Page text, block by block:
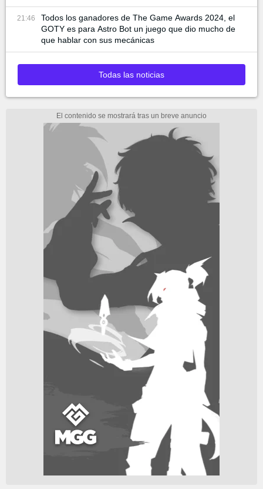
21:46
Todos los ganadores de The Game Awards 2024, el
GOTY es para Astro Bot un juego que dio mucho de
que hablar con sus mecánicas
Todas las noticias